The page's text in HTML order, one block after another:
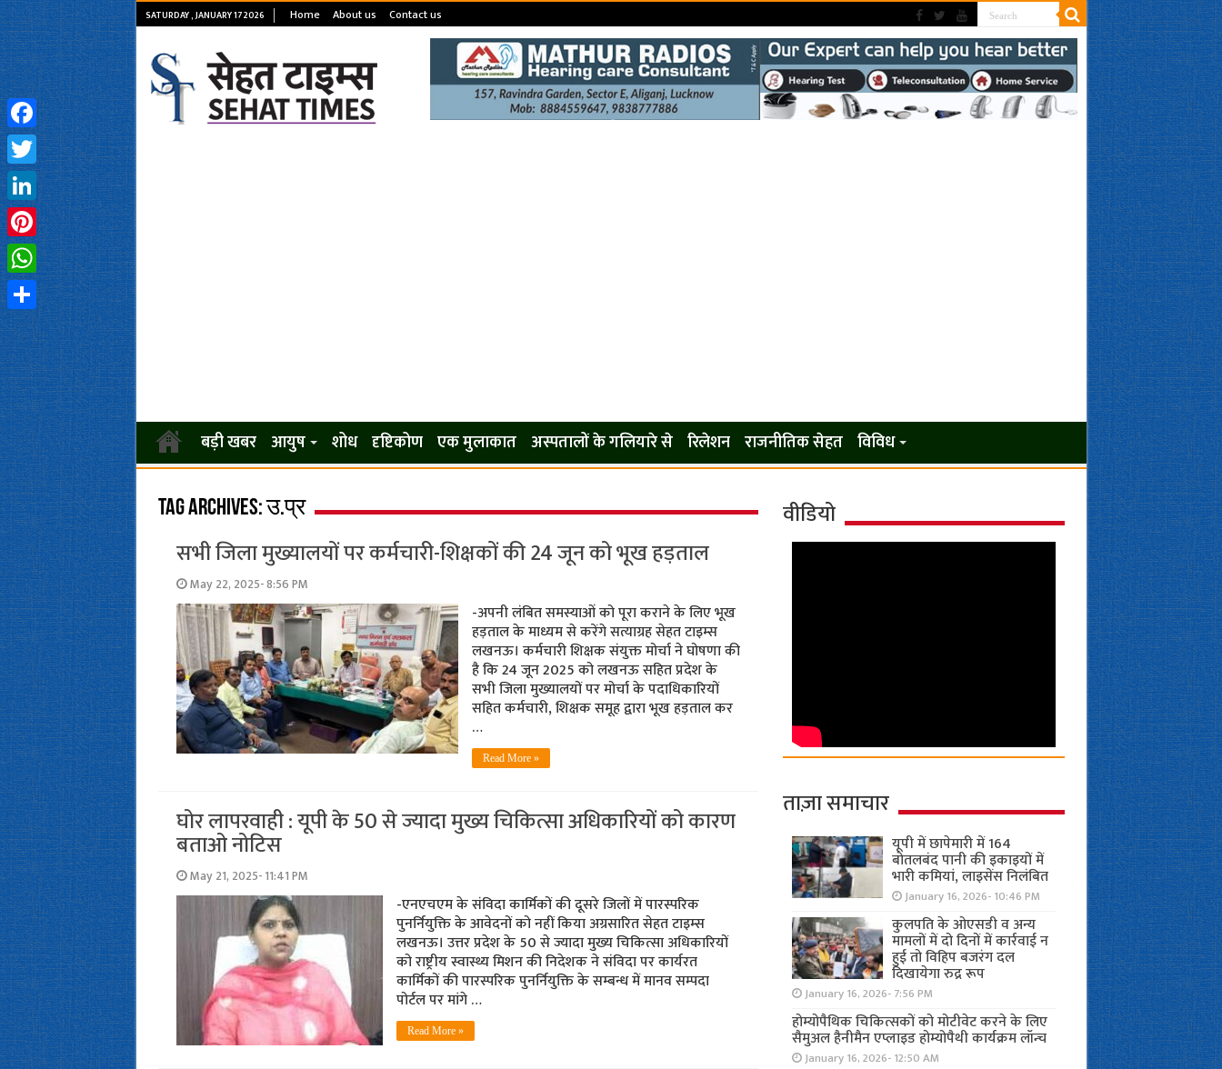
SATURDAY , JANUARY 17 2026 Home About us Contact us
बड़ी खबर आयुष शोध दृष्टिकोण एक मुलाकात अस्पतालों के गलियारे से रिलेशन राजनीतिक सेहत विविध
Tag Archives:उ.प्र
सभी जिला मुख्यालयों पर कर्मचारी-शिक्षकों की 24 जून को भूख हड़ताल
May 22, 2025- 8:56 PM
-अपनी लंबित समस्याओं को पूरा कराने के लिए भूख
हड़ताल के माध्यम से करेंगे सत्याग्रह सेहत टाइम्स
लखनऊ। कर्मचारी शिक्षक संयुक्त मोर्चा ने घोषणा की
है कि 24 जून 2025 को लखनऊ सहित प्रदेश के
सभी जिला मुख्यालयों पर मोर्चा के पदाधिकारियों
सहित कर्मचारी, शिक्षक समूह द्वारा भूख हड़ताल कर
…
Read More »
घोर लापरवाही : यूपी के 50 से ज्यादा मुख्य चिकित्सा अधिकारियों को कारण
बताओ नोटिस
May 21, 2025- 11:41 PM
-एनएचएम के संविदा कार्मिकों की दूसरे जिलों में पारस्परिक
पुनर्नियुक्ति के आवेदनों को नहीं किया अग्रसारित सेहत टाइम्स
लखनऊ। उत्तर प्रदेश के 50 से ज्यादा मुख्य चिकित्सा अधिकारियों
को राष्ट्रीय स्वास्थ्य मिशन की निदेशक ने संविदा पर कार्यरत
कार्मिकों की पारस्परिक पुनर्नियुक्ति के सम्बन्ध में मानव सम्पदा
पोर्टल पर मांगे …
Read More »
वीडियो
ताज़ा समाचार
यूपी में छापेमारी में 164
बोतलबंद पानी की इकाइयों में
भारी कमियां, लाइसेंस निलंबित
January 16, 2026- 10:46 PM
कुलपति के ओएसडी व अन्य
मामलों में दो दिनों में कार्रवाई न
हुई तो विहिप बजरंग दल
दिखायेगा रुद्र रूप
January 16, 2026- 7:56 PM
होम्योपैथिक चिकित्सकों को मोटीवेट करने के लिए
सैमुअल हैनीमैन एप्लाइड होम्योपैथी कार्यक्रम लॉन्च
January 16, 2026- 12:50 AM
Facebook
Twitter
LinkedIn
Pinterest
WhatsApp
Share